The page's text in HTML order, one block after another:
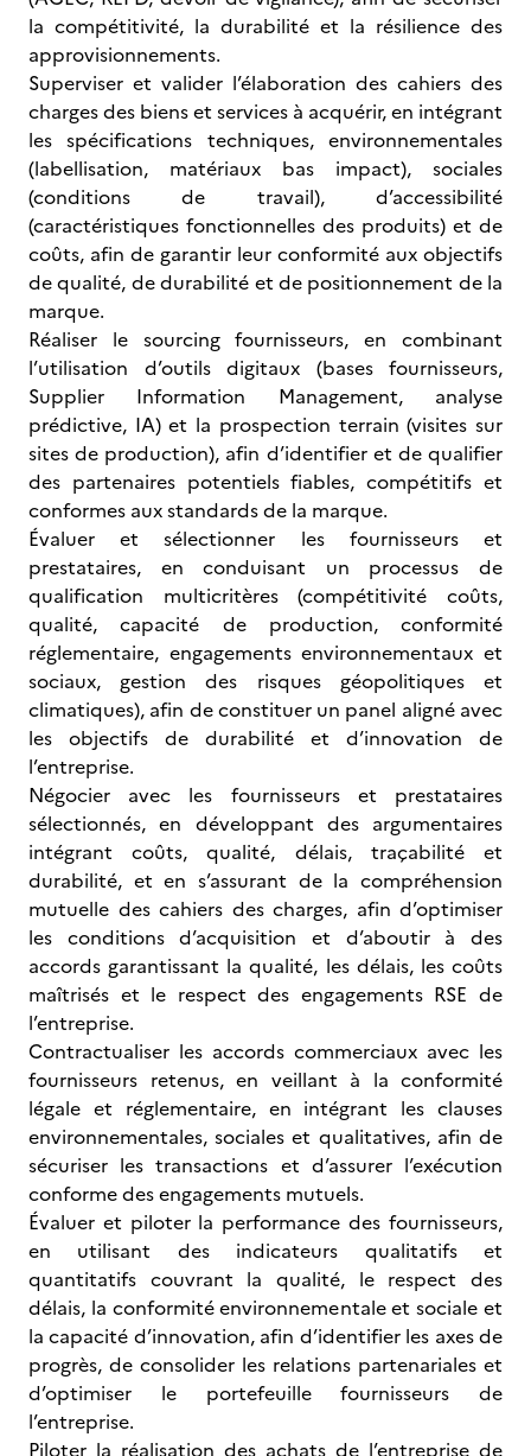
la compétitivité, la durabilité et la résilience des
approvisionnements.
Superviser et valider l’élaboration des cahiers des
charges des biens et services à acquérir, en intégrant
les spécifications techniques, environnementales
(labellisation, matériaux bas impact), sociales
(conditions de travail), d’accessibilité
(caractéristiques fonctionnelles des produits) et de
coûts, afin de garantir leur conformité aux objectifs
de qualité, de durabilité et de positionnement de la
marque.
Réaliser le sourcing fournisseurs, en combinant
l’utilisation d’outils digitaux (bases fournisseurs,
Supplier Information Management, analyse
prédictive, IA) et la prospection terrain (visites sur
sites de production), afin d’identifier et de qualifier
des partenaires potentiels fiables, compétitifs et
conformes aux standards de la marque.
Évaluer et sélectionner les fournisseurs et
prestataires, en conduisant un processus de
qualification multicritères (compétitivité coûts,
qualité, capacité de production, conformité
réglementaire, engagements environnementaux et
sociaux, gestion des risques géopolitiques et
climatiques), afin de constituer un panel aligné avec
les objectifs de durabilité et d’innovation de
l’entreprise.
Négocier avec les fournisseurs et prestataires
sélectionnés, en développant des argumentaires
intégrant coûts, qualité, délais, traçabilité et
durabilité, et en s’assurant de la compréhension
mutuelle des cahiers des charges, afin d’optimiser
les conditions d’acquisition et d’aboutir à des
accords garantissant la qualité, les délais, les coûts
maîtrisés et le respect des engagements RSE de
l’entreprise.
Contractualiser les accords commerciaux avec les
fournisseurs retenus, en veillant à la conformité
légale et réglementaire, en intégrant les clauses
environnementales, sociales et qualitatives, afin de
sécuriser les transactions et d’assurer l’exécution
conforme des engagements mutuels.
Évaluer et piloter la performance des fournisseurs,
en utilisant des indicateurs qualitatifs et
quantitatifs couvrant la qualité, le respect des
délais, la conformité environnementale et sociale et
la capacité d’innovation, afin d’identifier les axes de
progrès, de consolider les relations partenariales et
d’optimiser le portefeuille fournisseurs de
l’entreprise.
Piloter la réalisation des achats de l’entreprise de